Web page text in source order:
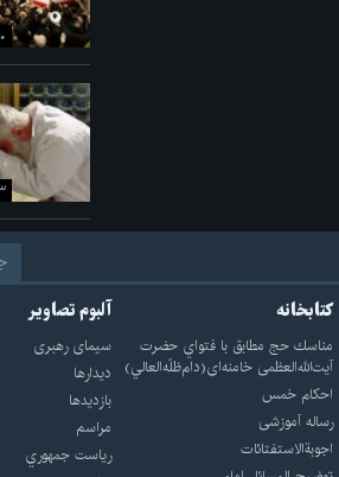
کتابخانه
مناسك حج مطابق با فتواي حضرت
آيت‌الله‌العظمى خامنه‌اى(دام‌ظلّه‌العالي)
احکام خمس
رساله آموزشی
اجوبة‌الاستفتائات
آلبوم تصاویر
سيماى رهبرى
ديدارها
بازديدها
مراسم
رياست جمهوري